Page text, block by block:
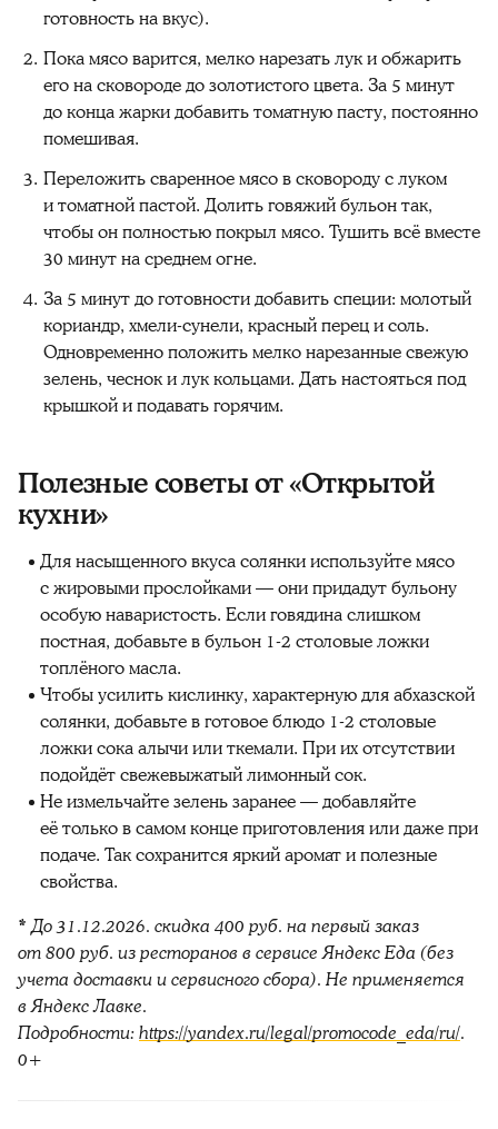
готовность на вкус).
Пока мясо варится, мелко нарезать лук и обжарить
его на сковороде до золотистого цвета. За 5 минут
до конца жарки добавить томатную пасту, постоянно
помешивая.
Переложить сваренное мясо в сковороду с луком
и томатной пастой. Долить говяжий бульон так,
чтобы он полностью покрыл мясо. Тушить всё вместе
30 минут на среднем огне.
За 5 минут до готовности добавить специи: молотый
кориандр, хмели-сунели, красный перец и соль.
Одновременно положить мелко нарезанные свежую
зелень, чеснок и лук кольцами. Дать настояться под
крышкой и подавать горячим.
Полезные советы от «Открытой
кухни»‎
Для насыщенного вкуса солянки используйте мясо
с жировыми прослойками — они придадут бульону
особую наваристость. Если говядина слишком
постная, добавьте в бульон 1-2 столовые ложки
топлёного масла.
Чтобы усилить кислинку, характерную для абхазской
солянки, добавьте в готовое блюдо 1-2 столовые
ложки сока алычи или ткемали. При их отсутствии
подойдёт свежевыжатый лимонный сок.
Не измельчайте зелень заранее — добавляйте
её только в самом конце приготовления или даже при
подаче. Так сохранится яркий аромат и полезные
свойства.
* До 31.12.2026. скидка 400 руб. на первый заказ
от 800 руб. из ресторанов в сервисе Яндекс Еда (без
учета доставки и сервисного сбора). Не применяется
в Яндекс Лавке.
Подробности:https://yandex.ru/legal/promocode_eda/ru/.
0+